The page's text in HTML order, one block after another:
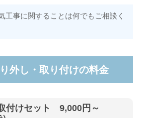
工事に関することは何でもご相談く
外し・取り付けの料金
付けセット 9,000円～